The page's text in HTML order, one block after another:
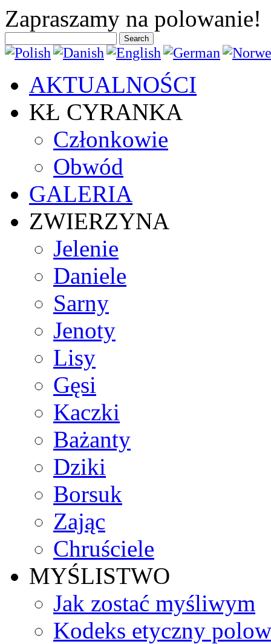
Zapraszamy na polowanie!
AKTUALNOŚCI
KŁ CYRANKA
Członkowie
Obwód
GALERIA
ZWIERZYNA
Jelenie
Daniele
Sarny
Jenoty
Lisy
Gęsi
Kaczki
Bażanty
Dziki
Borsuk
Zając
Chruściele
MYŚLISTWO
Jak zostać myśliwym
Kodeks etyczny
Year
Month
Year
Month